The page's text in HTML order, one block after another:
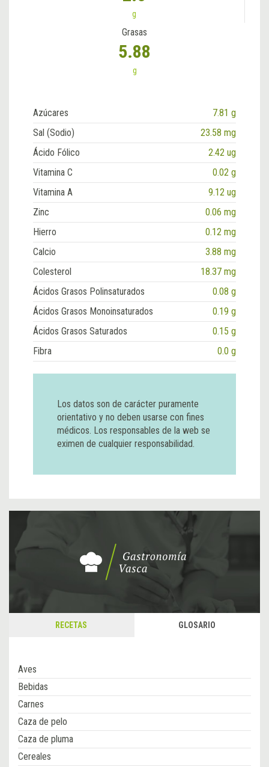
g
Grasas
5.88
g
Azúcares
7.81 g
Sal (Sodio)
23.58 mg
Ácido Fólico
2.42 ug
Vitamina C
0.02 g
Vitamina A
9.12 ug
Zinc
0.06 mg
Hierro
0.12 mg
Calcio
3.88 mg
Colesterol
18.37 mg
Ácidos Grasos Polinsaturados
0.08 g
Ácidos Grasos Monoinsaturados
0.19 g
Ácidos Grasos Saturados
0.15 g
Fibra
0.0 g
Los datos son de carácter puramente
orientativo y no deben usarse con fines
médicos. Los responsables de la web se
eximen de cualquier responsabilidad.
RECETAS GLOSARIO
Aves
Bebidas
Carnes
Caza de pelo
Caza de pluma
Cereales